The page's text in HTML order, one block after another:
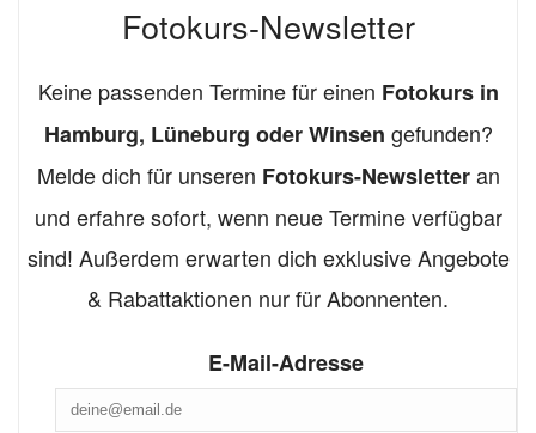
Fotokurs-Newsletter
Keine passenden Termine für einen Fotokurs in
Hamburg, Lüneburg oder Winsen gefunden?
Melde dich für unseren Fotokurs-Newsletteran
und erfahre sofort, wenn neue Termine verfügbar
sind! Außerdem erwarten dich exklusive Angebote
& Rabattaktionen nur für Abonnenten.
E-Mail-Adresse